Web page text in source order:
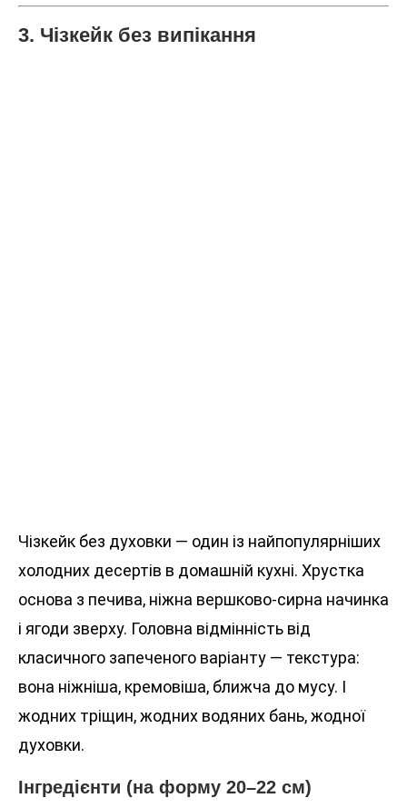
3. Чізкейк без випікання
Чізкейк без духовки — один із найпопулярніших
холодних десертів в домашній кухні. Хрустка
основа з печива, ніжна вершково-сирна начинка
і ягоди зверху. Головна відмінність від
класичного запеченого варіанту — текстура:
вона ніжніша, кремовіша, ближча до мусу. І
жодних тріщин, жодних водяних бань, жодної
духовки.
Інгредієнти (на форму 20–22 см)